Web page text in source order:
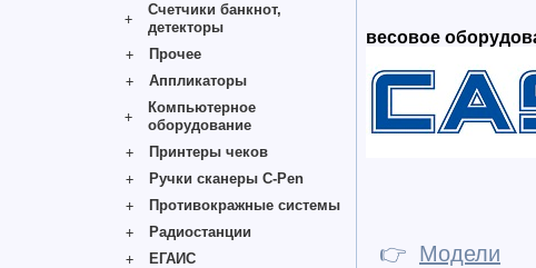
Счетчики банкнот,
детекторы
Прочее
Аппликаторы
Компьютерное
оборудование
Принтеры чеков
Ручки сканеры C-Pen
Противокражные системы
Радиостанции
ЕГАИС
весовое
👉 Модели